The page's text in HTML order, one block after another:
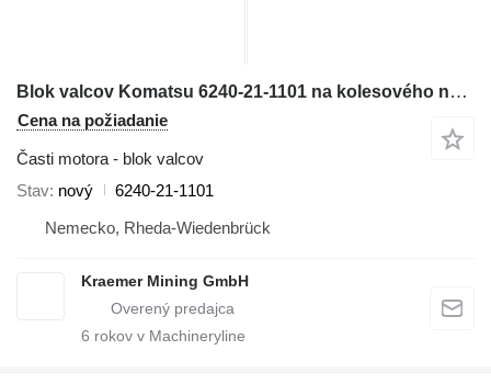
Blok valcov Komatsu 6240-21-1101 na kolesového nakladača Komatsu WA600-3; WA700-3; WD600-3; HD465-7; HD605-7; PC1250-7
Cena na požiadanie
Časti motora - blok valcov
Stav nový
6240-21-1101
Nemecko, Rheda-Wiedenbrück
Kraemer Mining GmbH
6 rokov v Machineryline